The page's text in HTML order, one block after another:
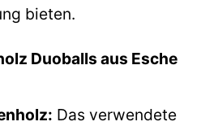
bieten.
Duoballs aus Esche
Das verwendete